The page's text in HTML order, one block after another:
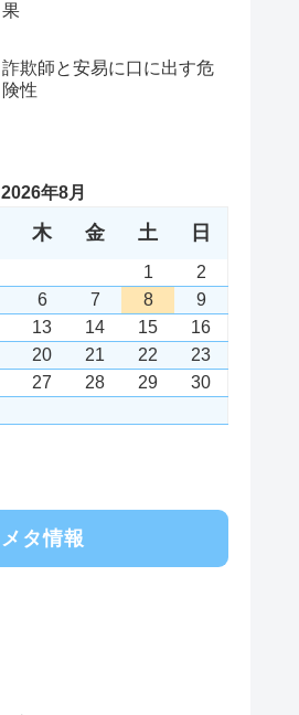
果
詐欺師と安易に口に出す危
険性
2026年8月
木 金 土 日
1
2
6 7 8
9
13 14 15
16
20 21 22
23
27 28 29
30
メタ情報